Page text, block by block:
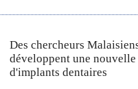
Des chercheurs
développent une
d'implants dentaires